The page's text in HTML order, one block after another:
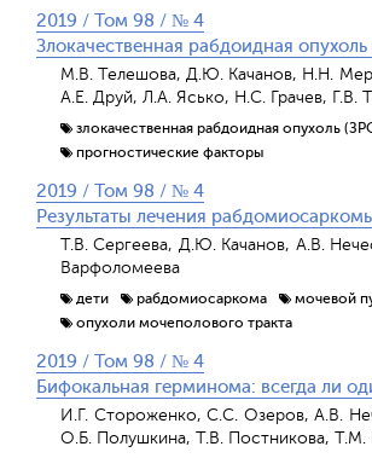
2019 / Том 98 / № 4
Злокачественная рабдоидная
М.В. Телешова, Д.Ю. Качанов, Н.Н.
А.Е. Друй, Л.А. Ясько, Н.С. Грачев,
злокачественная рабдоидная опухоль
прогностические факторы
2019 / Том 98 / № 4
Результаты лечения
Т.В. Сергеева, Д.Ю. Качанов, А.В.
Варфоломеева
дети рабдомиосаркома мочевой
опухоли мочеполового тракта
2019 / Том 98 / № 4
Бифокальная герминома: всегда ли
И.Г. Стороженко, С.С. Озеров, А.В.
О.Б. Полушкина, Т.В. Постникова,